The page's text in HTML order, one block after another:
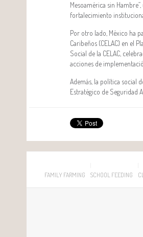
Mesoamérica sin
fortalecimiento
Por otro lado, México ha
Caribeños (CELAC) en el
Social de la CELAC,
acciones de
Además, la política social
Estratégico de Seguridad
FAMILY FARMING SCHOOL FEEDING